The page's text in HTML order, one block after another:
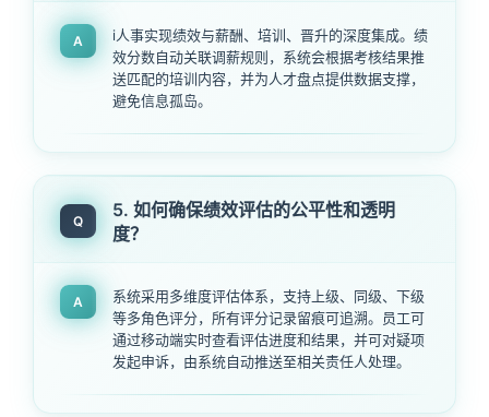
A
i人事实现绩效与薪酬、培训、晋升的深度集成。绩
效分数自动关联调薪规则，系统会根据考核结果推
送匹配的培训内容，并为人才盘点提供数据支撑，
避免信息孤岛。
Q
5. 如何确保绩效评估的公平性和透明
度？
A
系统采用多维度评估体系，支持上级、同级、下级
等多角色评分，所有评分记录留痕可追溯。员工可
通过移动端实时查看评估进度和结果，并可对疑项
发起申诉，由系统自动推送至相关责任人处理。